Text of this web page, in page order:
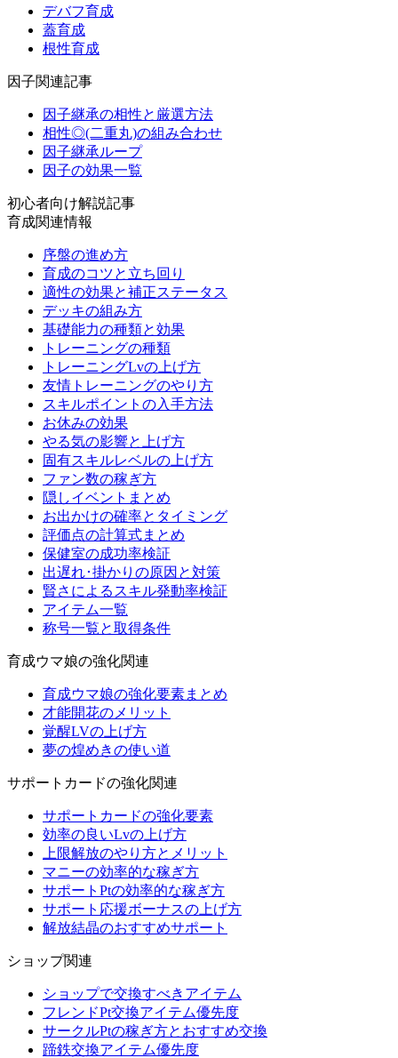
デバフ育成
蓋育成
根性育成
因子関連記事
因子継承の相性と厳選方法
相性◎(二重丸)の組み合わせ
因子継承ループ
因子の効果一覧
初心者向け解説記事
育成関連情報
序盤の進め方
育成のコツと立ち回り
適性の効果と補正ステータス
デッキの組み方
基礎能力の種類と効果
トレーニングの種類
トレーニングLvの上げ方
友情トレーニングのやり方
スキルポイントの入手方法
お休みの効果
やる気の影響と上げ方
固有スキルレベルの上げ方
ファン数の稼ぎ方
隠しイベントまとめ
お出かけの確率とタイミング
評価点の計算式まとめ
保健室の成功率検証
出遅れ･掛かりの原因と対策
賢さによるスキル発動率検証
アイテム一覧
称号一覧と取得条件
育成ウマ娘の強化関連
育成ウマ娘の強化要素まとめ
才能開花のメリット
覚醒LVの上げ方
夢の煌めきの使い道
サポートカードの強化関連
サポートカードの強化要素
効率の良いLvの上げ方
上限解放のやり方とメリット
マニーの効率的な稼ぎ方
サポートPtの効率的な稼ぎ方
サポート応援ボーナスの上げ方
解放結晶のおすすめサポート
ショップ関連
ショップで交換すべきアイテム
フレンドPt交換アイテム優先度
サークルPtの稼ぎ方とおすすめ交換
蹄鉄交換アイテム優先度